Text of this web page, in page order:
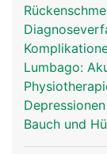
Lumbago:
Bauch und